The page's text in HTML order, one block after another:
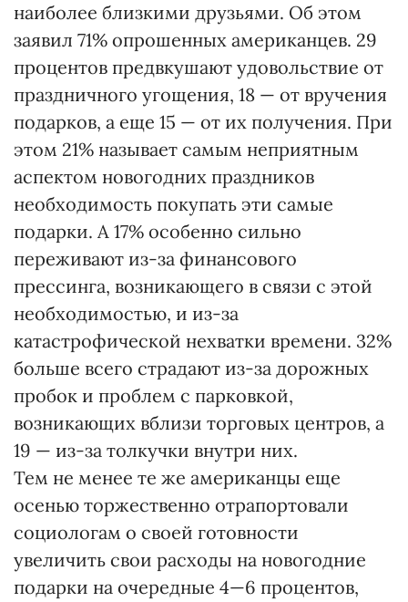
наиболее близкими друзьями. Об этом
заявил 71% опрошенных американцев. 29
процентов предвкушают удовольствие от
праздничного угощения, 18 — от вручения
подарков, а еще 15 — от их получения. При
этом 21% называет самым неприятным
аспектом новогодних праздников
необходимость покупать эти самые
подарки. А 17% особенно сильно
переживают из-за финансового
прессинга, возникающего в связи с этой
необходимостью, и из-за
катастрофической нехватки времени. 32%
больше всего страдают из-за дорожных
пробок и проблем с парковкой,
возникающих вблизи торговых центров, а
19 — из-за толкучки внутри них.
Тем не менее те же американцы еще
осенью торжественно отрапортовали
социологам о своей готовности
увеличить свои расходы на новогодние
подарки на очередные 4—6 процентов,